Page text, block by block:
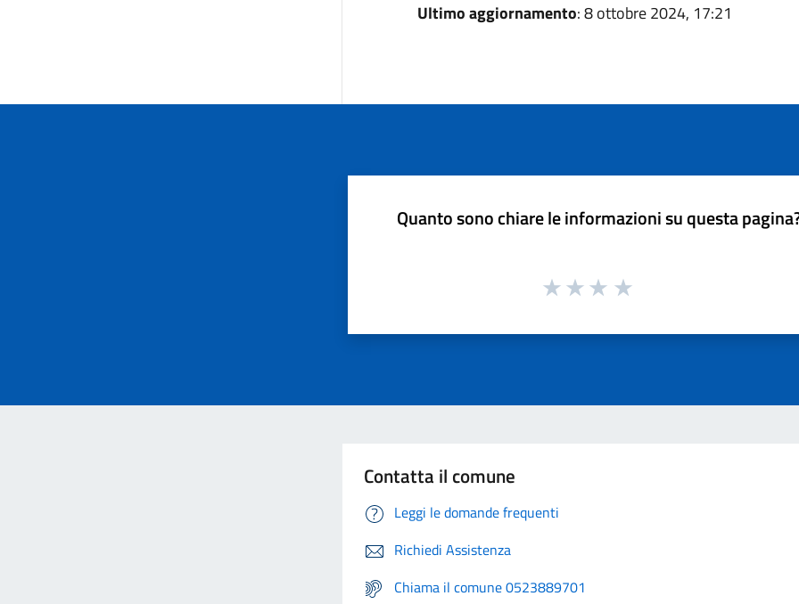
Ultimo aggiornamento: 8 ottobre 2024, 17:21
Quanto sono chiare le informazioni su questa
Contatta il comune
Leggi le domande frequenti
Richiedi Assistenza
Chiama il comune 0523889701